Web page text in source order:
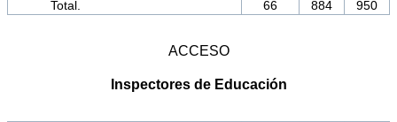
Total.
66 884 950
ACCESO
Inspectores de Educación